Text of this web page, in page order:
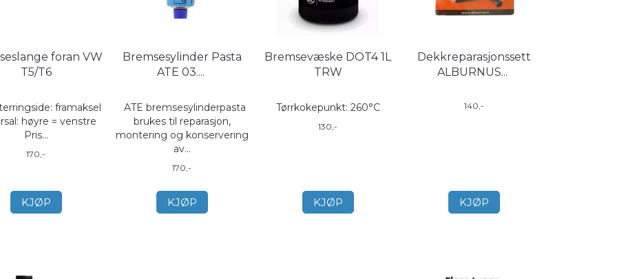
foran VW
T5/T6
framaksel
høyre = venstre
Pris...
170,-
KJØP
Bremsesylinder Pasta
ATE 03....
ATE bremsesylinderpasta
brukes til reparasjon,
montering og konservering
av...
170,-
KJØP
Bremsevæske DOT4 1L
TRW
Tørrkokepunkt: 260°C
130,-
KJØP
Dekkreparasjonssett
ALBURNUS...
140,-
KJØP